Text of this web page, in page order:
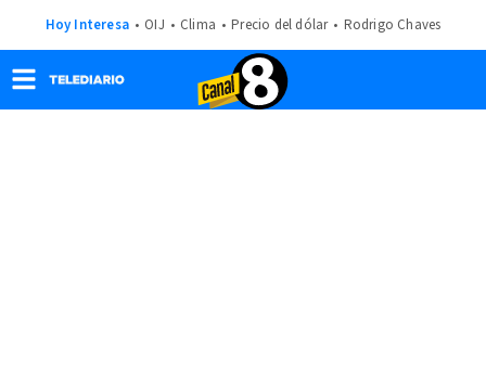
Hoy Interesa OIJ Clima Precio del dólar Rodrigo Chaves